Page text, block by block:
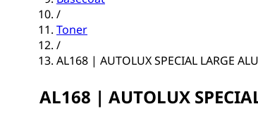
/
Toner
/
AL168 | AUTOLUX SPECIAL LARGE
AL168 | AUTOLUX